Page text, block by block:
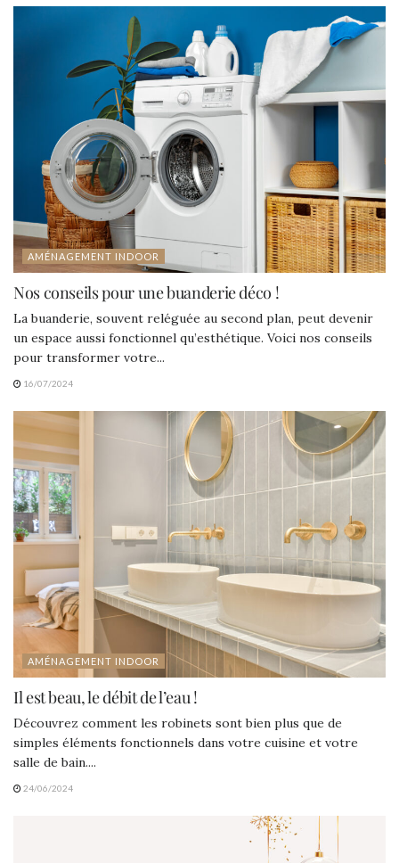
AMÉNAGEMENT INDOOR
Nos conseils pour une buanderie déco !
La buanderie, souvent reléguée au second plan, peut devenir
un espace aussi fonctionnel qu’esthétique. Voici nos conseils
pour transformer votre...
16/07/2024
AMÉNAGEMENT INDOOR
Il est beau, le débit de l’eau !
Découvrez comment les robinets sont bien plus que de
simples éléments fonctionnels dans votre cuisine et votre
salle de bain....
24/06/2024